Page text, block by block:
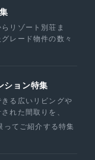
リゾート別荘ま
レード物件の数々
ション特集
る広いリビングや
れた間取りを、
ってご紹介する特集